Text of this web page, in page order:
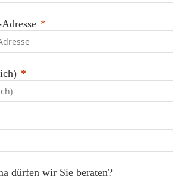
dürfen wir Sie beraten?